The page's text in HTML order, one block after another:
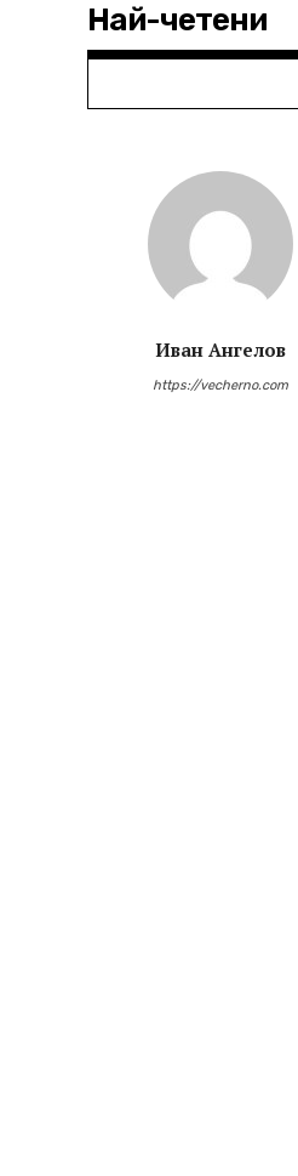
Най-четени
Иван Ангелов
https://vecherno.com